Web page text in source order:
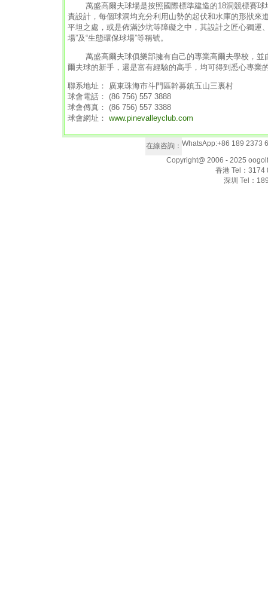
萬盛高爾夫球場是按照國際標準建造的18洞競標賽球
責設計，每個球洞均充分利用山勢的起伏和水庫的形狀來
平坦之處，或是佈滿沙坑等障礙之中，其設計之匠心獨運
場”及“生態環保球場”等稱號。
萬盛高爾夫球俱樂部擁有自己的專業高爾夫學校，並
爾夫球的新手，還是富有經驗的高手，均可得到悉心專業
聯系地址： 廣東珠海市斗門區幹募鎮五山三裏村
球會電話： (86 756) 557 3888
球會傳真： (86 756) 557 3388
球會網址： www.pinevalleyclub.com